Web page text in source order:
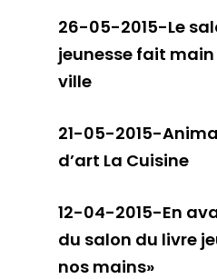
26-05-2015-Le
jeunesse fait
ville
21-05-2015-
d’art La Cuisine
12-04-2015-En
du salon du livre
nos mains»